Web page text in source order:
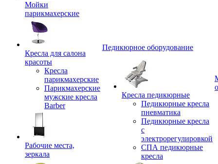
Мойки
парикмахерские
Кресла для салона
красоты
Кресла
парикмахерские
Парикмахерские
мужские кресла
Barber
Рабочие места,
зеркала
Педикюрное оборудование
Кресла педикюрные
Педикюрные кресла
пневматика
Педикюрные кресла
с
электрорегулировкой
СПА педикюрные
кресла